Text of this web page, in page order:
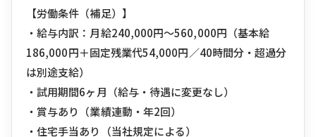
【労働条件（補足）】
・給与内訳：月給240,000円〜560,000円（基本給
186,000円＋固定残業代54,000円／40時間分・超過分
は別途支給）
・試用期間6ヶ月（給与・待遇に変更なし）
・賞与あり（業績連動・年2回）
・住宅手当あり（当社規定による）